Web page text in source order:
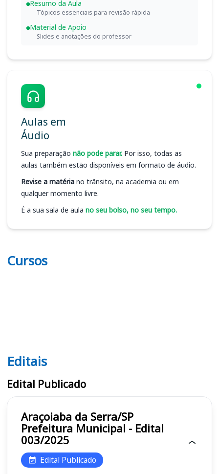
Resumo da Aula
Tópicos essenciais para revisão rápida
Material de Apoio
Slides e anotações do professor
Aulas em
Áudio
Sua preparação não pode parar. Por isso, todas as
aulas também estão disponíveis em formato de áudio.
Revise a matéria no trânsito, na academia ou em
qualquer momento livre.
É a sua sala de aula no seu bolso, no seu tempo.
Cursos
Editais
Editais
Edital Publicado
Araçoiaba da Serra/SP
Prefeitura Municipal - Edital
003/2025
Edital Publicado